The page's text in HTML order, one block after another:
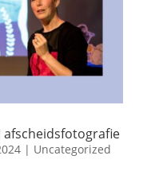
afscheidsfotografie
| Uncategorized